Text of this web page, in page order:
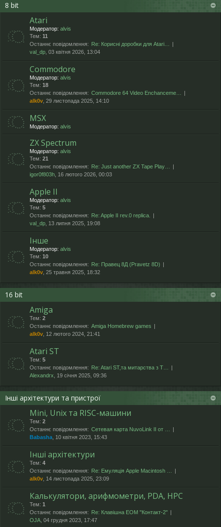
8 bit
Atari
Модератор: alvis
Тем: 11
Останнє повідомлення:
Re: Корисні доробки для Atari…
val_dp , 03 квітня 2026, 13:04
Commodore
Модератор: alvis
Тем: 18
Останнє повідомлення: Commodore 64 Video Enchanceme…
alk0v , 29 листопада 2025, 14:10
MSX
Модератор: alvis
ZX Spectrum
Модератор: alvis
Тем: 21
Останнє повідомлення:
Re: Just another ZX Tape Play…
igor0f803h , 16 лютого 2026, 00:03
Apple II
Модератор: alvis
Тем: 5
Останнє повідомлення:
Re: Apple II rev.0 replica.
val_dp , 13 липня 2025, 19:08
Інше
Модератор: alvis
Тем: 10
Останнє повідомлення:
Re: Правец 8Д (Pravetz 8D)
alk0v , 25 травня 2025, 18:32
16 bit
Amiga
Тем: 2
Останнє повідомлення: Amiga Homebrew games
alk0v , 12 лютого 2024, 21:41
Atari ST
Тем: 5
Останнє повідомлення:
Re: Atari ST,та митарства з T…
Alexandrx , 19 січня 2025, 09:36
Інші архітектури та пристрої
Mini, Unix та RISC-машини
Тем: 2
Останнє повідомлення: Сетевая карта NuvoLink II от …
Babasha , 10 квітня 2023, 15:43
Інші архітектури
Тем: 4
Останнє повідомлення:
Re: Емуляція Apple Macintosh …
alk0v , 14 листопада 2025, 23:09
Калькулятори, арифмометри, PDA, HPC
Тем: 1
Останнє повідомлення:
Re: Клавішна ЕОМ "Контакт-2"
OJA , 04 грудня 2023, 17:47